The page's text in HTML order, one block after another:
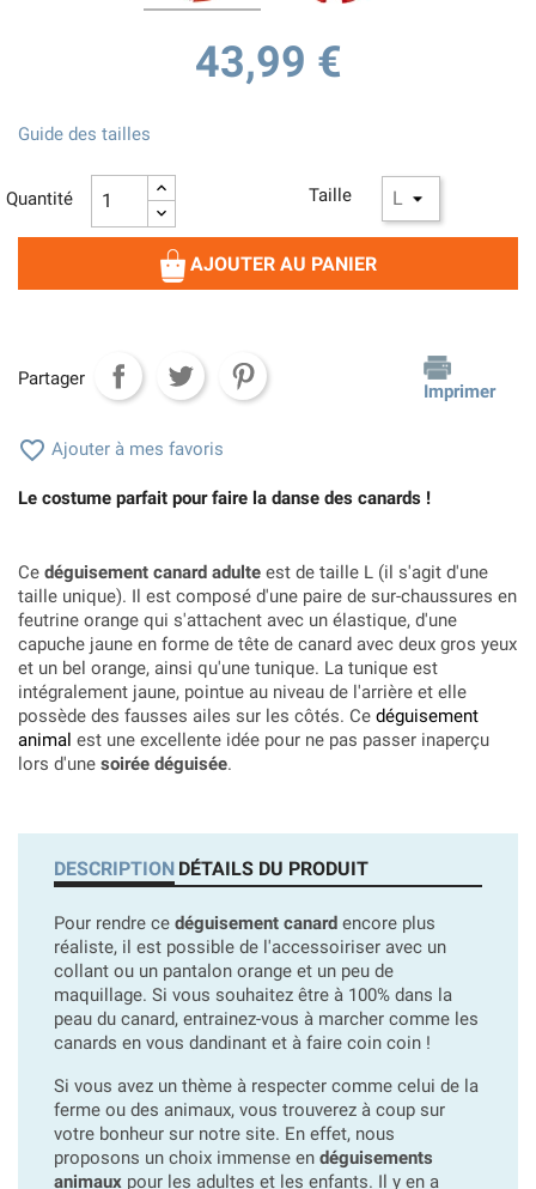
43,99 €
Taille
Guide des tailles
Quantité
AJOUTER AU PANIER
Partager
Imprimer
 Ajouter à mes favoris
Le costume parfait pour faire la danse des canards !
Ce déguisement canard adulte est de taille L (il s'agit d'une
taille unique). Il est composé d'une paire de sur-chaussures en
feutrine orange qui s'attachent avec un élastique, d'une
capuche jaune en forme de tête de canard avec deux gros yeux
et un bel orange, ainsi qu'une tunique. La tunique est
intégralement jaune, pointue au niveau de l'arrière et elle
possède des fausses ailes sur les côtés. Ce déguisement
animal est une excellente idée pour ne pas passer inaperçu
lors d'une soirée déguisée.
DESCRIPTION DÉTAILS DU PRODUIT
Pour rendre ce déguisement canard encore plus
réaliste, il est possible de l'accessoiriser avec un
collant ou un pantalon orange et un peu de
maquillage. Si vous souhaitez être à 100% dans la
peau du canard, entrainez-vous à marcher comme les
canards en vous dandinant et à faire coin coin !
Si vous avez un thème à respecter comme celui de la
ferme ou des animaux, vous trouverez à coup sur
votre bonheur sur notre site. En effet, nous
proposons un choix immense en déguisements
animaux pour les adultes et les enfants. Il y en a